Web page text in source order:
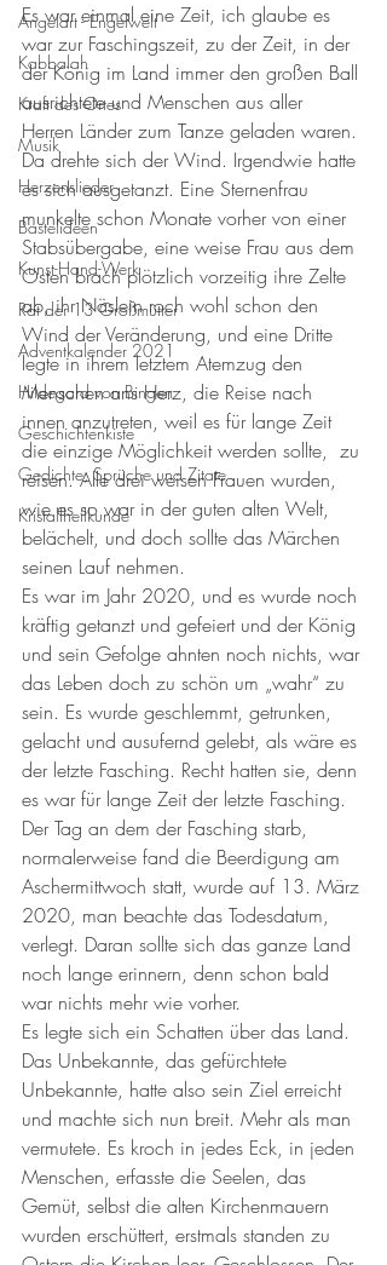
Angelart - Engelwelt
Kabbalah
Kraft des Ortes
Musik
Herzenslieder
Bastelideen
Kunst-Hand-Werk
Rat der 13 Großmütter
Adventkalender 2021
Hildegard von Bingen
Geschichtenkiste
Gedichte, Sprüche und Zitate
Kristallheilkunde
Es war einmal eine Zeit, ich glaube es
war zur Faschingszeit, zu der Zeit, in der
der König im Land immer den großen Ball
ausrichtete und Menschen aus aller
Herren Länder zum Tanze geladen waren.
Da drehte sich der Wind. Irgendwie hatte
es sich ausgetanzt. Eine Sternenfrau
munkelte schon Monate vorher von einer
Stabsübergabe, eine weise Frau aus dem
Osten brach plötzlich vorzeitig ihre Zelte
ab, ihr Näslein roch wohl schon den
Wind der Veränderung, und eine Dritte
legte in ihrem letztem Atemzug den
Menschen ans Herz, die Reise nach
innen anzutreten, weil es für lange Zeit
die einzige Möglichkeit werden sollte,  zu
reisen. Alle drei weisen Frauen wurden,
wie es so war in der guten alten Welt,
belächelt, und doch sollte das Märchen
seinen Lauf nehmen.
Es war im Jahr 2020, und es wurde noch
kräftig getanzt und gefeiert und der König
und sein Gefolge ahnten noch nichts, war
das Leben doch zu schön um „wahr“ zu
sein. Es wurde geschlemmt, getrunken,
gelacht und ausufernd gelebt, als wäre es
der letzte Fasching. Recht hatten sie, denn
es war für lange Zeit der letzte Fasching.
Der Tag an dem der Fasching starb,
normalerweise fand die Beerdigung am
Aschermittwoch statt, wurde auf 13. März
2020, man beachte das Todesdatum,
verlegt. Daran sollte sich das ganze Land
noch lange erinnern, denn schon bald
war nichts mehr wie vorher.
Es legte sich ein Schatten über das Land.
Das Unbekannte, das gefürchtete
Unbekannte, hatte also sein Ziel erreicht
und machte sich nun breit. Mehr als man
vermutete. Es kroch in jedes Eck, in jeden
Menschen, erfasste die Seelen, das
Gemüt, selbst die alten Kirchenmauern
wurden erschüttert, erstmals standen zu